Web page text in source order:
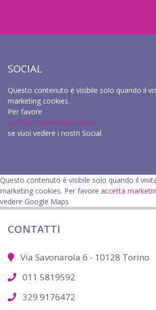
SOCIAL
Questo contenuto è visibile solo quando il
marketing cookies.
Per favore
accetta marketing-cookies
se vuoi vedere i nostri Social.
Questo contenuto è visibile solo quando il
marketing cookies. Per favore accetta
vedere Google Maps
CONTATTI
Via Savonarola 6 - 10128 Torino
011 5819592
329 9176472